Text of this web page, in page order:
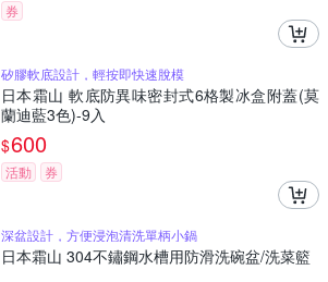
券
矽膠軟底設計，輕按即快速脫模
日本霜山 軟底防異味密封式6格製冰盒附蓋(莫
蘭迪藍3色)-9入
$600
活動 券
深盆設計，方便浸泡清洗單柄小鍋
日本霜山 304不鏽鋼水槽用防滑洗碗盆/洗菜籃